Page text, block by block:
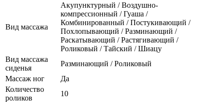
Вид массажа
Акупунктурный / Воздушно-
компрессионный / Гуаша /
Комбинированный / Постукивающий /
Похлопывающий / Разминающий /
Раскатывающий / Растягивающий /
Роликовый / Тайский / Шиацу
Вид массажа
сиденья
Разминающий / Роликовый
Массаж ног
Да
Количество
роликов
10